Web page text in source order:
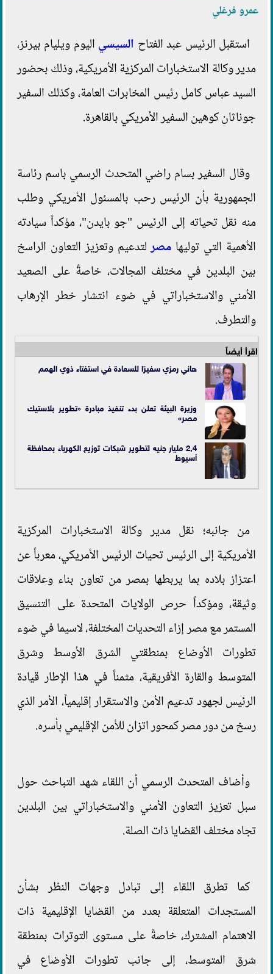
عمرو فرغلي
استقبل الرئيس عبد الفتاح السيسي اليوم ويليام بيرنز،
مدير وكالة الاستخبارات المركزية الأمريكية، وذلك بحضور
السيد عباس كامل رئيس المخابرات العامة، وكذلك السفير
جوناثان كوهين السفير الأمريكي بالقاهرة.
وقال السفير بسام راضي المتحدث الرسمي باسم رئاسة
الجمهورية بأن الرئيس رحب بالمسئول الأمريكي وطلب
منه نقل تحياته إلى الرئيس "جو بايدن"، مؤكداً سيادته
الأهمية التي توليها مصرلتدعيم وتعزيز التعاون الراسخ
بين البلدين في مختلف المجالات، خاصةً على الصعيد
الأمني والاستخباراتي في ضوء انتشار خطر الإرهاب
والتطرف.
اقرأ أيضاً
هاني رمزي سفيرًا للسعادة في استفتاء ذوي الهمم
وزيرة البيئة تعلن بدء تنفيذ مبادرة «تطوير بلاستيك
مصر»
2,4 مليار جنيه لتطوير شبكات توزيع الكهرباء بمحافظة
أسيوط
من جانبه؛ نقل مدير وكالة الاستخبارات المركزية
الأمريكية إلى الرئيس تحيات الرئيس الأمريكي، معرباً عن
اعتزاز بلاده بما يربطها بمصر من تعاون بناء وعلاقات
وثيقة، ومؤكداً حرص الولايات المتحدة على التنسيق
المستمر مع مصر إزاء التحديات المختلفة، لاسيما في ضوء
تطورات الأوضاع بمنطقتي الشرق الأوسط وشرق
المتوسط والقارة الأفريقية، مثمناً في هذا الإطار قيادة
الرئيس لجهود تدعيم الأمن والاستقرار إقليمياً، الأمر الذي
رسخ من دور مصر كمحور اتزان للأمن الإقليمي بأسره.
وأضاف المتحدث الرسمي أن اللقاء شهد التباحث حول
سبل تعزيز التعاون الأمني والاستخباراتي بين البلدين
تجاه مختلف القضايا ذات الصلة.
كما تطرق اللقاء إلى تبادل وجهات النظر بشأن
المستجدات المتعلقة بعدد من القضايا الإقليمية ذات
الاهتمام المشترك، خاصةً على مستوى التوترات بمنطقة
شرق المتوسط، إلى جانب تطورات الأوضاع في